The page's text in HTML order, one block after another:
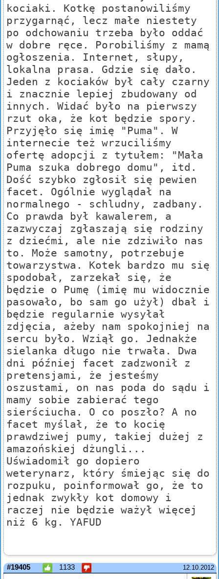
kociaki. Kotkę postanowiliśmy
przygarnąć, lecz małe niestety
po odchowaniu trzeba było oddać
w dobre ręce. Porobiliśmy z mamą
ogłoszenia. Internet, słupy,
lokalna prasa. Gdzie się dało.
Jeden z kociaków był cały czarny
i znacznie lepiej zbudowany od
innych. Widać było na pierwszy
rzut oka, że kot będzie spory.
Przyjęło się imię "Puma". W
internecie też wrzuciliśmy
ofertę adopcji z tytułem: "Mała
Puma szuka dobrego domu", itd.
Dość szybko zgłosił się pewien
facet. Ogólnie wyglądał na
normalnego - schludny, zadbany.
Co prawda był kawalerem, a
zazwyczaj zgłaszają się rodziny
z dziećmi, ale nie zdziwiło nas
to. Może samotny, potrzebuje
towarzystwa. Kotek bardzo mu się
spodobał, zarzekał się, że
będzie o Pumę (imię mu widocznie
pasowało, bo sam go użył) dbał i
będzie regularnie wysyłał
zdjęcia, ażeby nam spokojniej na
sercu było. Wziął go. Jednakże
sielanka długo nie trwała. Dwa
dni później facet zadzwonił z
pretensjami, że jesteśmy
oszustami, on nas poda do sądu i
mamy sobie zabierać tego
sierściucha. O co poszło? A no
facet myślał, że to kocię
prawdziwej pumy, takiej dużej z
amazońskiej dżungli...
Uświadomił go dopiero
weterynarz, który śmiejąc się do
rozpuku, poinformował go, że to
jednak zwykły kot domowy i
raczej nie będzie ważył więcej
niż 6 kg. YAFUD
12.10.2012
#19405 1133